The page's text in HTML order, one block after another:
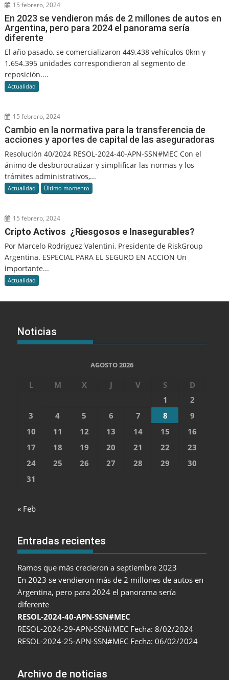
15 febrero, 2024
En 2023 se vendieron más de 2 millones de autos en
Argentina, pero para 2024 el panorama sería
diferente
El año pasado, se comercializaron 449.438 vehículos 0km y
1.654.395 unidades correspondieron al segmento de
reposición....
Actualidad
15 febrero, 2024
Cambio en la normativa para la transferencia de
acciones y aportes de capital de las aseguradoras
Resolución 40/2024 RESOL-2024-40-APN-SSN#MEC Con el
ánimo de desburocratizar y simplificar las normas y los
trámites administrativos,...
Actualidad Último momento
15 febrero, 2024
Cripto Activos ¿Riesgosos e Inasegurables?
Por Marcelo Rodriguez Valentini, Presidente de RiskGroup
Argentina. ESPECIAL PARA EL SEGURO EN ACCION Un
importante...
Actualidad
Noticias
AGOSTO 2026
L M X J V S
D
1
2
3
4 5 6 7 8
9
10
11 12 13 14 15
16
17
18 19 20 21 22
23
24
25 26 27 28 29
30
31
« Feb
Entradas recientes
Ramos que más crecieron a septiembre 2023
En 2023 se vendieron más de 2 millones de autos en
Argentina, pero para 2024 el panorama sería
diferente
RESOL-2024-40-APN-SSN#MEC
RESOL-2024-29-APN-SSN#MEC Fecha: 8/02/2024
RESOL-2024-25-APN-SSN#MEC Fecha: 06/02/2024
Archivo de noticias